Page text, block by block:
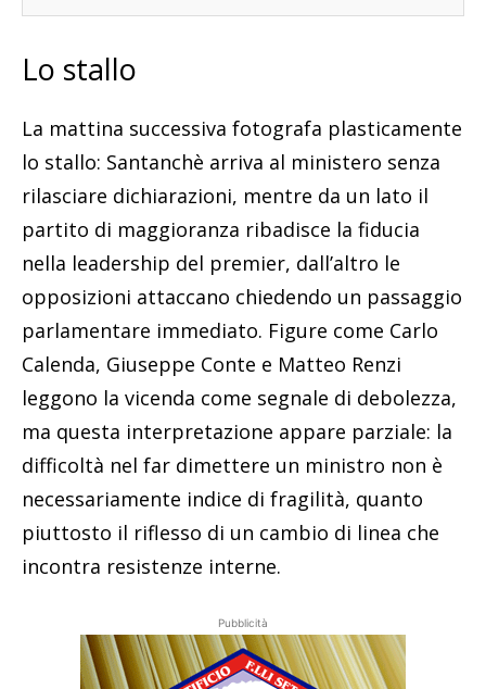
Lo stallo
La mattina successiva fotografa plasticamente
lo stallo: Santanchè arriva al ministero senza
rilasciare dichiarazioni, mentre da un lato il
partito di maggioranza ribadisce la fiducia
nella leadership del premier, dall’altro le
opposizioni attaccano chiedendo un passaggio
parlamentare immediato. Figure come Carlo
Calenda, Giuseppe Conte e Matteo Renzi
leggono la vicenda come segnale di debolezza,
ma questa interpretazione appare parziale: la
difficoltà nel far dimettere un ministro non è
necessariamente indice di fragilità, quanto
piuttosto il riflesso di un cambio di linea che
incontra resistenze interne.
Pubblicità